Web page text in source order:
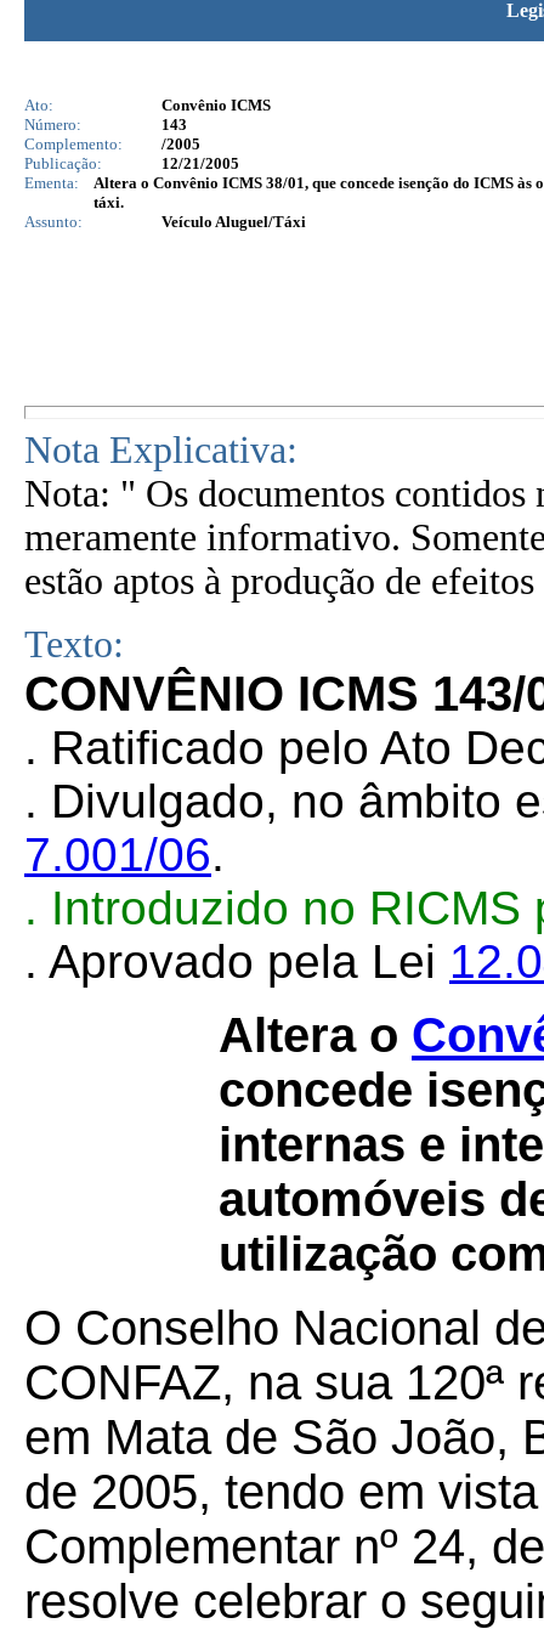
Ato:
Convênio ICMS
Número:
143
Complemento:
/2005
Publicação:
12/21/2005
Ementa:
Altera o Convênio ICMS 38/01, que concede isenção do ICMS
táxi.
Assunto:
Veículo Aluguel/Táxi
Nota Explicativa:
Nota: " Os documentos contidos
meramente informativo.
estão aptos à produção de
Texto:
CONVÊNIO ICMS 143/
. Ratificado pelo Ato
. Divulgado, no âmbito
7.001/06.
. Introduzido no
. Aprovado pela Lei
Altera o
concede
internas e
automóveis
utilização
O Conselho Nacional
CONFAZ, na sua 120ª
em Mata de São João,
de 2005, tendo em
Complementar nº 24,
resolve celebrar o